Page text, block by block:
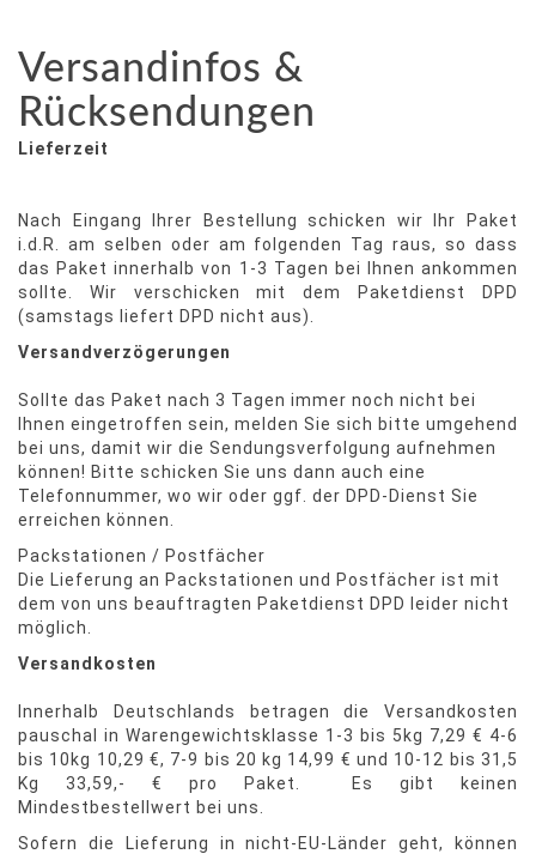
Versandinfos &
Rücksendungen
Lieferzeit
Nach Eingang Ihrer Bestellung schicken wir Ihr Paket
i.d.R. am selben oder am folgenden Tag raus, so dass
das Paket innerhalb von 1-3 Tagen bei Ihnen ankommen
sollte. Wir verschicken mit dem Paketdienst DPD
(samstags liefert DPD nicht aus).
Versandverzögerungen
Sollte das Paket nach 3 Tagen immer noch nicht bei
Ihnen eingetroffen sein, melden Sie sich bitte umgehend
bei uns, damit wir die Sendungsverfolgung aufnehmen
können! Bitte schicken Sie uns dann auch eine
Telefonnummer, wo wir oder ggf. der DPD-Dienst Sie
erreichen können.
Packstationen / Postfächer
Die Lieferung an Packstationen und Postfächer ist mit
dem von uns beauftragten Paketdienst DPD leider nicht
möglich.
Versandkosten
Innerhalb Deutschlands betragen die Versandkosten
pauschal in Warengewichtsklasse 1-3 bis 5kg 7,29 € 4-6
bis 10kg 10,29 €, 7-9 bis 20 kg 14,99 € und 10-12 bis 31,5
Kg 33,59,- € pro Paket. Es gibt keinen
Mindestbestellwert bei uns.
Sofern die Lieferung in nicht-EU-Länder geht, können